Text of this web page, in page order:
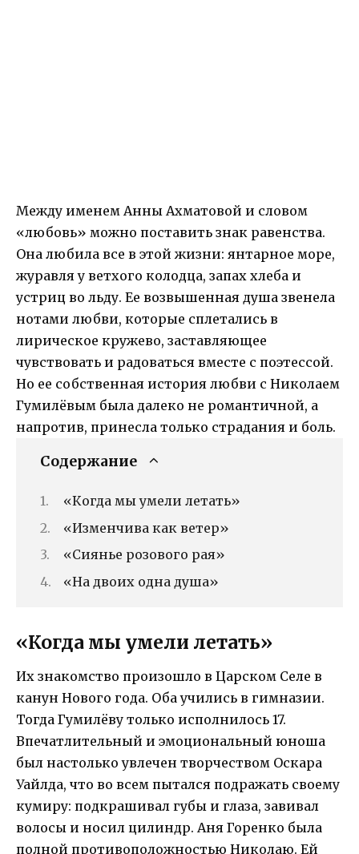
Между именем Анны Ахматовой и словом
«любовь» можно поставить знак равенства.
Она любила все в этой жизни: янтарное море,
журавля у ветхого колодца, запах хлеба и
устриц во льду. Ее возвышенная душа звенела
нотами любви, которые сплетались в
лирическое кружево, заставляющее
чувствовать и радоваться вместе с поэтессой.
Но ее собственная история любви с Николаем
Гумилёвым была далеко не романтичной, а
напротив, принесла только страдания и боль.
Содержание
«Когда мы умели летать»
«Изменчива как ветер»
«Сиянье розового рая»
«На двоих одна душа»
«Когда мы умели летать»
Их знакомство произошло в Царском Селе в
канун Нового года. Оба учились в гимназии.
Тогда Гумилёву только исполнилось 17.
Впечатлительный и эмоциональный юноша
был настолько увлечен творчеством Оскара
Уайлда, что во всем пытался подражать своему
кумиру: подкрашивал губы и глаза, завивал
волосы и носил цилиндр. Аня Горенко была
полной противоположностью Николаю. Ей